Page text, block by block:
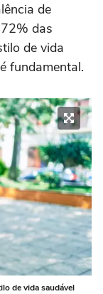
de
das
de vida
fundamental.
de vida saudável